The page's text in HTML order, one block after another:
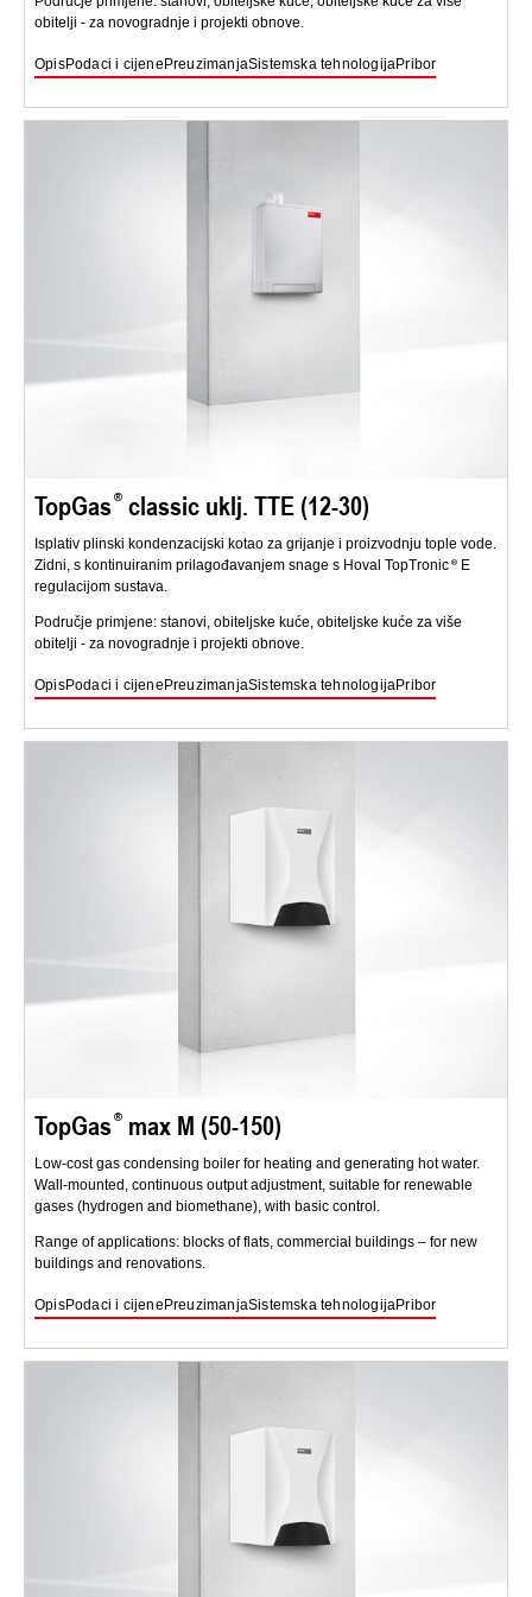
obitelji - za novogradnje i projekti obnove.
OpisPodaci i cijene PreuzimanjaSistemska tehnologijaPribor
TopGas classic uklj. TTE (12-30)
Isplativ plinski kondenzacijski kotao za grijanje i proizvodnju tople vode.
Zidni, s kontinuiranim prilagođavanjem snage s Hoval TopTronic
E
regulacijom sustava.
Područje primjene: stanovi, obiteljske kuće, obiteljske kuće za više
obitelji - za novogradnje i projekti obnove.
OpisPodaci i cijenePreuzimanjaSistemska tehnologijaPribor
TopGas max M (50-150)
Low-cost gas condensing boiler for heating and generating hot water.
Wall-mounted, continuous output adjustment, suitable for renewable
gases (hydrogen and biomethane), with basic control.
Range of applications: blocks of flats, commercial buildings – for new
buildings and renovations.
OpisPodaci i cijene PreuzimanjaSistemska tehnologijaPribor